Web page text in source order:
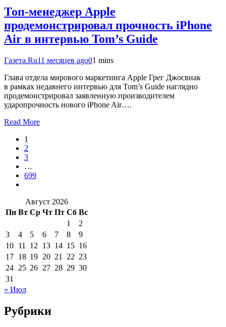
Топ-менеджер Apple
продемонстрировал прочность iPhone
Air в интервью Tom’s Guide
Газета.Ru11 месяцев ago01 mins
Глава отдела мирового маркетинга Apple Грег Джосвиак
в рамках недавнего интервью для Tom’s Guide наглядно
продемонстрировал заявленную производителем
ударопрочность нового iPhone Air….
Read More
1
2
3
…
699
Август 2026
Пн Вт Ср Чт Пт Сб Вс
1
2
3
4 5 6 7 8
9
10 11 12 13 14 15 16
17 18 19 20 21 22 23
24 25 26 27 28 29 30
31
« Июл
Рубрики